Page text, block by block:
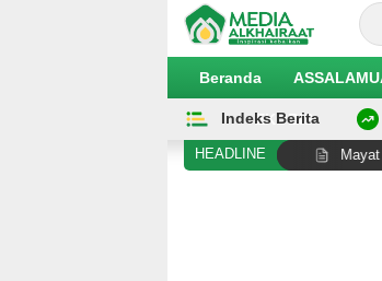
Beranda
EKOBIS
Indeks Berita
HEADLINEMayat Perempuan